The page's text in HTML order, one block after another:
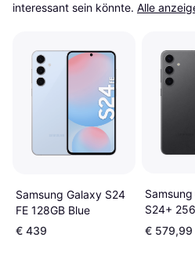
interessant sein könnte. Alle
Samsung Galaxy S24
FE 128GB Blue
€ 439
S24+
Black
€ 579,99